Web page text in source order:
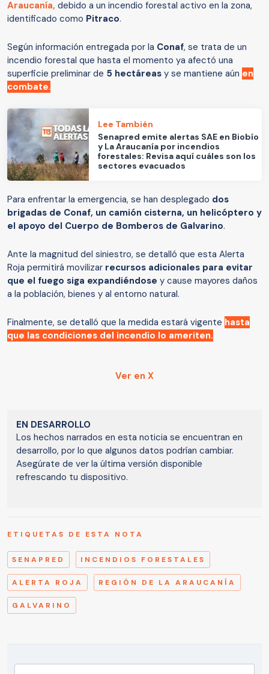
Araucanía, debido a un incendio forestal activo en la zona,
identificado como Pitraco.
Según información entregada por la Conaf, se trata de un
incendio forestal que hasta el momento ya afectó una
superficie preliminar de 5 hectáreas y se mantiene aún en
combate.
Lee También
Senapred emite alertas SAE en Biobío
y La Araucanía por incendios
forestales: Revisa aquí cuáles son los
sectores evacuados
Para enfrentar la emergencia, se han desplegado dos
brigadas de Conaf, un camión cisterna, un helicóptero y
el apoyo del Cuerpo de Bomberos de Galvarino.
Ante la magnitud del siniestro, se detalló que esta Alerta
Roja permitirá movilizar recursos adicionales para evitar
que el fuego siga expandiéndose y cause mayores daños
a la población, bienes y al entorno natural.
Finalmente, se detalló que la medida estará vigente hasta
que las condiciones del incendio lo ameriten.
Ver en X
EN DESARROLLO
Los hechos narrados en esta noticia se encuentran en
desarrollo, por lo que algunos datos podrían cambiar.
Asegúrate de ver la última versión disponible
refrescando tu dispositivo.
ETIQUETAS DE ESTA NOTA
SENAPRED INCENDIOS FORESTALES
ALERTA ROJA REGIÓN DE LA ARAUCANÍA
GALVARINO